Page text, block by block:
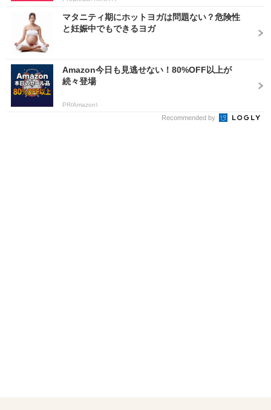
マタニティ期にホットヨガは問題ない？危険性
と妊娠中でもできるヨガ
Amazon今日も見逃せない！80%OFF以上が
続々登場
PR(Amazon)
Recommended by